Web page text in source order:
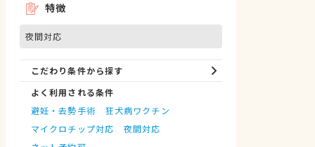
特徴
夜間対応
こだわり条件から探す
よく利用される条件
避妊・去勢手術
狂犬病ワクチン
マイクロチップ対応
夜間対応